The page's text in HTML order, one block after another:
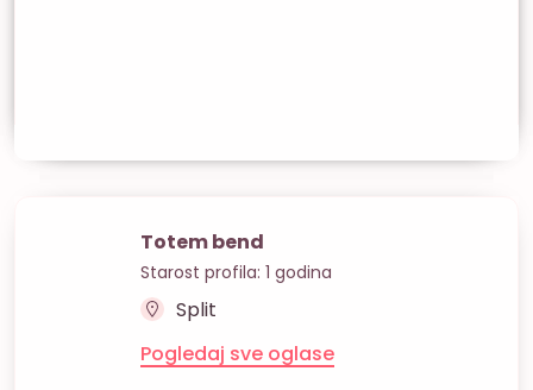
Totem bend
Starost profila: 1 godina
Split
Pogledaj sve oglase